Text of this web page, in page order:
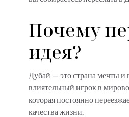
Почему
идея?
Дубай — это страна мечты и
влиятельный игрок в
которая постоянно
качества жизни.